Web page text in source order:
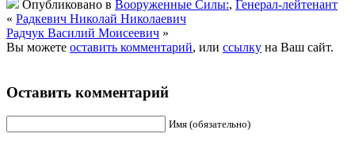
Опубликовано в Вооруженные Силы:, Генерал-лейтенант
« Радкевич Николай Николаевич
Радчук Василий Моисеевич »
Вы можете оставить комментарий, или ссылку на Ваш сайт.
Оставить комментарий
Имя (обязательно)